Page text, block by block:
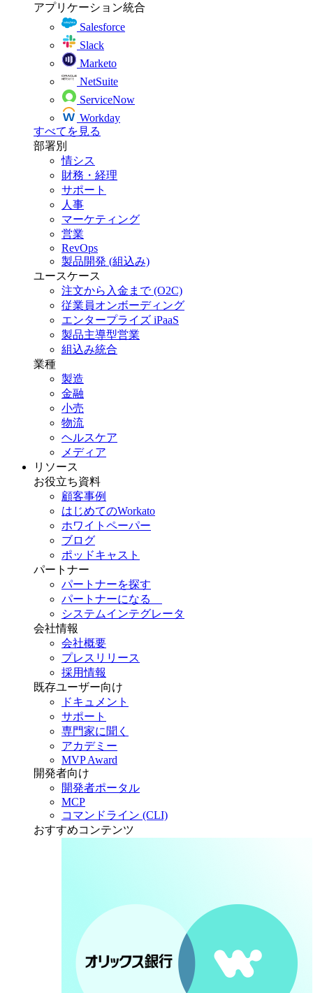
アプリケーション統合
Salesforce
Slack
Marketo
NetSuite
ServiceNow
Workday
すべてを見る
部署別
情シス
財務・経理
サポート
人事
マーケティング
営業
RevOps
製品開発 (組込み)
ユースケース
注文から入金まで (O2C)
従業員オンボーディング
エンタープライズ iPaaS
製品主導型営業
組込み統合
業種
製造
金融
小売
物流
ヘルスケア
メディア
リソース
お役立ち資料
顧客事例
はじめてのWorkato
ホワイトペーパー
ブログ
ポッドキャスト
パートナー
パートナーを探す
パートナーになる
システムインテグレータ
会社情報
会社概要
プレスリリース
採用情報
既存ユーザー向け
ドキュメント
サポート
専門家に聞く
アカデミー
MVP Award
開発者向け
開発者ポータル
MCP
コマンドライン (CLI)
おすすめコンテンツ